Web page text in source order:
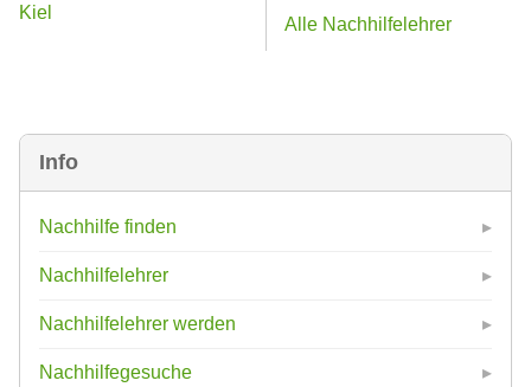
Info
Nachhilfe finden
Nachhilfelehrer
Nachhilfelehrer werden
Nachhilfegesuche
Kiel
Alle Nachhilfelehrer